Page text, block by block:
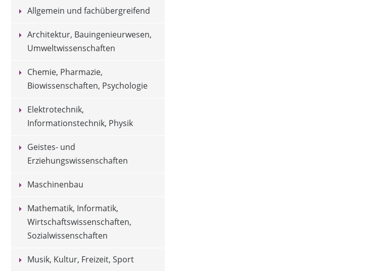
Allgemein und fachübergreifend
Architektur, Bauingenieurwesen,
Umweltwissenschaften
Chemie, Pharmazie,
Biowissenschaften, Psychologie
Elektrotechnik,
Informationstechnik, Physik
Geistes- und
Erziehungswissenschaften
Maschinenbau
Mathematik, Informatik,
Wirtschaftswissenschaften,
Sozialwissenschaften
Musik, Kultur, Freizeit, Sport